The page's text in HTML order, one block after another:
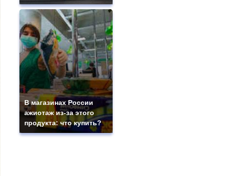
В магазинах России
ажиотаж из-за этого
продукта: что купить?